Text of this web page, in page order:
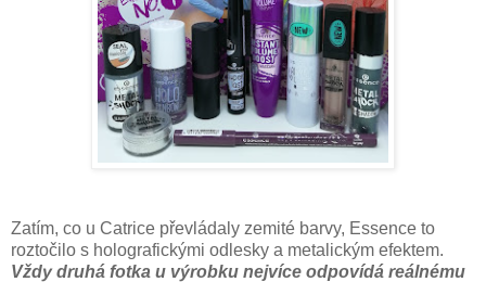
Zatím, co u Catrice převládaly zemité barvy, Essence to
roztočilo s holografickými odlesky a metalickým efektem.
Vždy druhá fotka u výrobku nejvíce odpovídá reálnému